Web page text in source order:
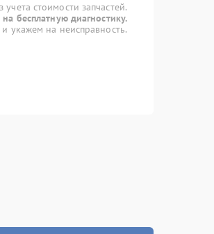
стоимости запчастей.
бесплатную диагностику.
укажем на неисправность.